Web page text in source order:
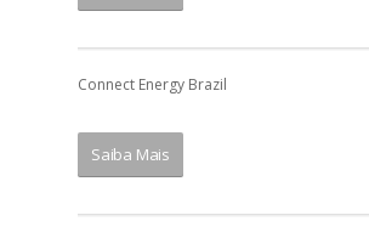
Connect Energy Brazil
Saiba Mais